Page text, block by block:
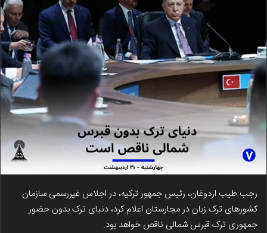
رجب طیب اردوغان، رئیس جمهور ترکیه، در اجلاس غیررسمی سازمان
کشورهای ترک زبان در مجارستان اعلام کرد، دنیای ترک بدون حضور
جمهوری ترک قبرس شمالی ناقص خواهد بود.